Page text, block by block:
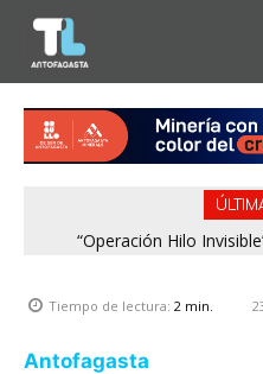
“Operación Hilo
Tiempo de lectura: 2 min.
Antofagasta